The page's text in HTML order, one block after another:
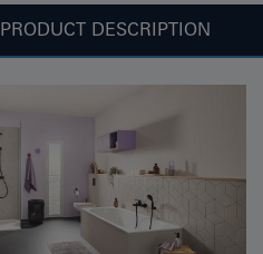
PRODUCT DESCRIPTION